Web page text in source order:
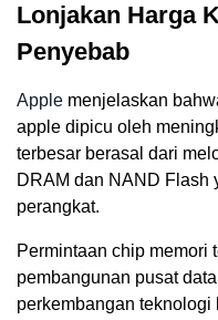
Lonjakan Harga
Penyebab
Apple menjelaskan
apple dipicu oleh
terbesar berasal dari
DRAM dan NAND Flash
perangkat.
Permintaan chip memori
pembangunan pusat
perkembangan teknologi